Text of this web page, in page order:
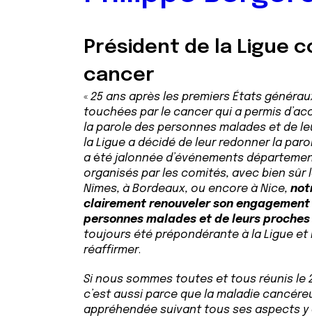
Président de la Ligue
cancer
« 25 ans après les premiers États
touchées par le cancer qui a permis
la parole des personnes malades et de
la Ligue a décidé de leur redonner la
a été jalonnée d’événements
organisés par les comités, avec bien sûr
Nîmes, à Bordeaux, ou encore à Nice,
clairement renouveler son
personnes malades et de leurs
toujours été prépondérante à la Ligue et
réaffirmer.
Si nous sommes toutes et tous réunis le
c’est aussi parce que la maladie
appréhendée suivant tous ses aspects